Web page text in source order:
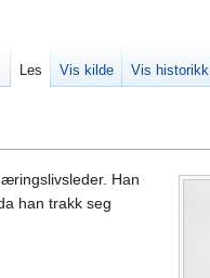
Han
han trakk seg
Les Vis kilde Vis historikk